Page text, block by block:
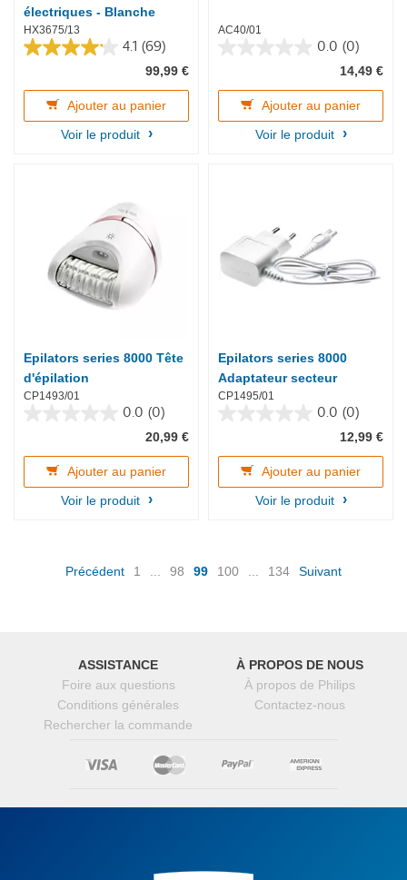
électriques - Blanche
HX3675/13
4.1 (69)
4.1
5
étoiles.
69
99,99 €
Ajouter au panier
Voir le produit
AC40/01
0.0 (0)
5
étoiles.
14,49 €
Ajouter au panier
Voir le produit
Epilators series 8000 Tête
d'épilation
CP1493/01
0.0 (0)
5
étoiles.
20,99 €
Ajouter au panier
Voir le produit
Epilators series 8000
Adaptateur secteur
CP1495/01
0.0 (0)
5
étoiles.
12,99 €
Ajouter au panier
Voir le produit
Précédent 1 98 99(current)
100 134 Suivant
ASSISTANCE
Foire aux questions
Conditions générales
Rechercher la commande
À PROPOS DE NOUS
À propos de Philips
Contactez-nous